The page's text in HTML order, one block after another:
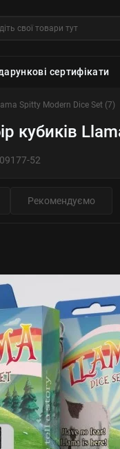
сертифікати
Spitty Modern Dice Set (7)
кубиків
52
Рекомендуємо